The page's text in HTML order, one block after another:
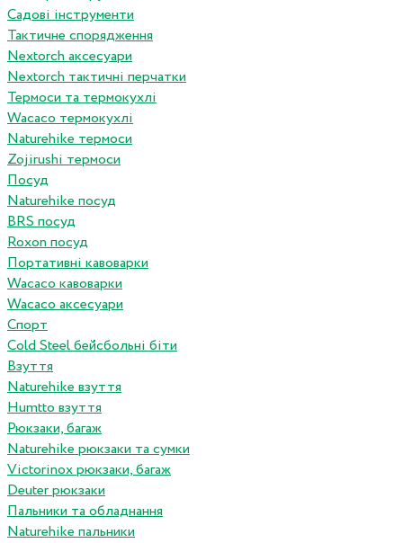
Садові інструменти
Тактичне спорядження
Nextorch аксесуари
Nextorch тактичні перчатки
Термоси та термокухлі
Wacaco термокухлі
Naturehike термоси
Zojirushi термоси
Посуд
Naturehike посуд
BRS посуд
Roxon посуд
Портативні кавоварки
Wacaco кавоварки
Wacaco аксесуари
Спорт
Cold Steel бейсбольні біти
Взуття
Naturehike взуття
Humtto взуття
Рюкзаки, багаж
Naturehike рюкзаки та сумки
Victorinox рюкзаки, багаж
Deuter рюкзаки
Пальники та обладнання
Naturehike пальники